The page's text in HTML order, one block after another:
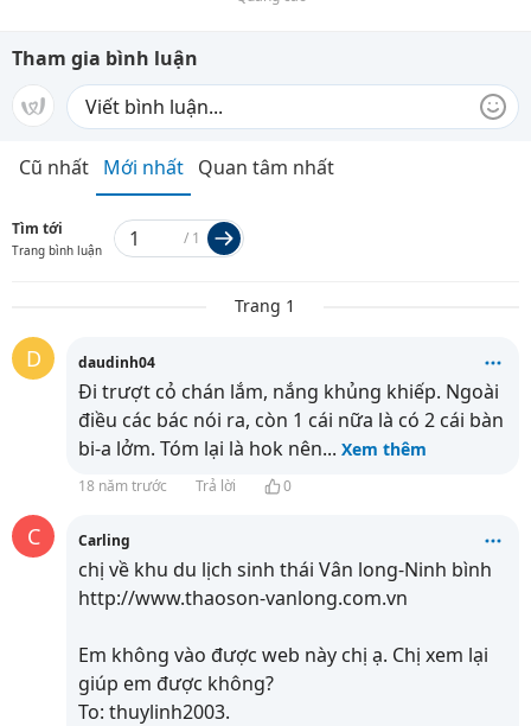
Tham gia bình luận
Cũ nhất Mới nhất Quan tâm nhất
Tìm tới
Trang bình luận
/ 1
Trang 1
D daudinh04
Đi trượt cỏ chán lắm, nắng khủng khiếp. Ngoài
điều các bác nói ra, còn 1 cái nữa là có 2 cái bàn
bi-a lởm. Tóm lại là hok nên... Xem thêm
18 năm trước Trả lời 0
C Carling
chị về khu du lịch sinh thái Vân long-Ninh bình
http://www.thaoson-vanlong.com.vn
Em không vào được web này chị ạ. Chị xem lại
giúp em được không?
To: thuylinh2003.